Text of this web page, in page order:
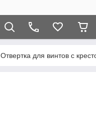
Отвертка для винтов с